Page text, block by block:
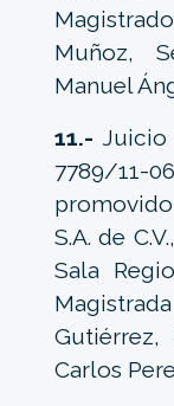
Muñoz,
Manuel
11.- Juicio
7789/11-
S.A. de
Sala
Gutiérrez,
Carlos